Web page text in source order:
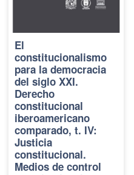
El
constitucionalismo
para la democracia
del siglo XXI.
Derecho
constitucional
iberoamericano
comparado, t. IV:
Justicia
constitucional.
Medios de control